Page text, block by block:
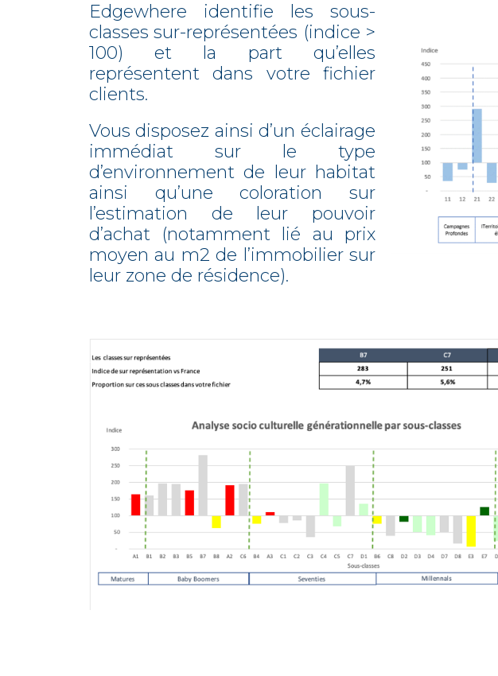
Edgewhere identifie les sous-
classes sur-représentées (indice >
100) et la part qu’elles
représentent dans votre fichier
clients.
Vous disposez ainsi d’un éclairage
immédiat sur le type
d’environnement de leur habitat
ainsi qu’une coloration sur
l’estimation de leur pouvoir
d’achat (notamment lié au prix
moyen au m2 de l’immobilier sur
leur zone de résidence).